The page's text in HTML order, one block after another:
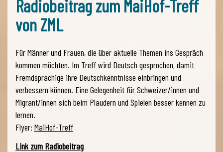
Radiobeitrag zum MaiHof-Treff
von ZML
Für Männer und Frauen, die über aktuelle Themen ins Gespräch
kommen möchten. Im Treff wird Deutsch gesprochen, damit
Fremdsprachige ihre Deutschkenntnisse einbringen und
verbessern können. Eine Gelegenheit für Schweizer/innen und
Migrant/innen sich beim Plaudern und Spielen besser kennen zu
lernen.
Flyer: MaiHof-Treff
Link zum Radiobeitrag